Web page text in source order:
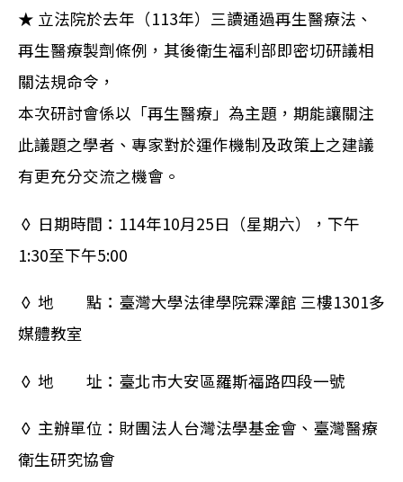
★ 立法院於去年（113年）三讀通過再生醫療法、
再生醫療製劑條例，其後衛生福利部即密切研議相
關法規命令，
本次研討會係以「再生醫療」為主題，期能讓關注
此議題之學者、專家對於運作機制及政策上之建議
有更充分交流之機會。
◊ 日期時間：114年10月25日（星期六），下午
1:30至下午5:00
◊ 地 點：臺灣大學法律學院霖澤館 三樓1301多
媒體教室
◊ 地 址：臺北市大安區羅斯福路四段一號
◊ 主辦單位：財團法人台灣法學基金會、臺灣醫療
衛生研究協會